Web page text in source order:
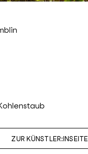
ZUR KÜNSTLER:INSEITE